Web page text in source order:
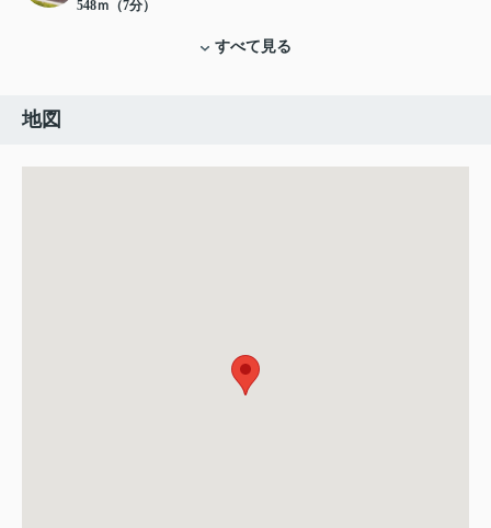
548ｍ（7分）
すべて見る
地図